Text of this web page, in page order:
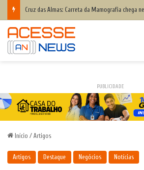
PUBLICIDADE
Início / Artigos
Artigos Destaque Negócios Notícias